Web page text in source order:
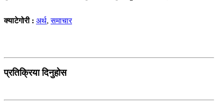
क्याटेगोरी : अर्थ,समाचार
प्रतिक्रिया दिनुहोस